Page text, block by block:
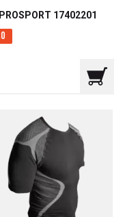
PROSPORT 17402201